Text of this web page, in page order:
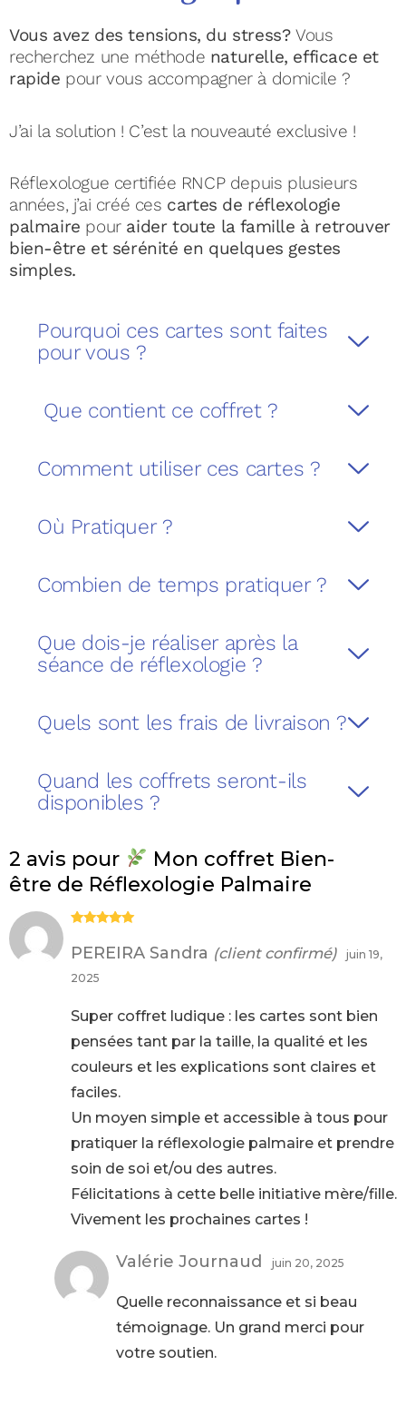
Vous avez des tensions, du stress? Vous
recherchez une méthode naturelle, efficace et
rapide pour vous accompagner à domicile ?
J’ai la solution ! C’est la nouveauté exclusive !
Réflexologue certifiée RNCP depuis plusieurs
années, j’ai créé ces cartes de réflexologie
palmaire pour aider toute la famille à retrouver
bien-être et sérénité en quelques gestes
simples.
Pourquoi ces cartes sont faites
pour vous ?
Que contient ce coffret ?
Comment utiliser ces cartes ?
Où Pratiquer ?
Combien de temps pratiquer ?
Que dois-je réaliser après la
séance de réflexologie ?
Quels sont les frais de livraison ?
Quand les coffrets seront-ils
disponibles ?
2 avis pour
Mon coffret Bien-
être de Réflexologie Palmaire
5
PEREIRA Sandra (client confirmé)
juin 19,
2025
Super coffret ludique : les cartes sont bien
pensées tant par la taille, la qualité et les
couleurs et les explications sont claires et
faciles.
Un moyen simple et accessible à tous pour
pratiquer la réflexologie palmaire et prendre
soin de soi et/ou des autres.
Félicitations à cette belle initiative mère/fille.
Vivement les prochaines cartes !
Valérie Journaud juin 20, 2025
Quelle reconnaissance et si beau
témoignage. Un grand merci pour
votre soutien.